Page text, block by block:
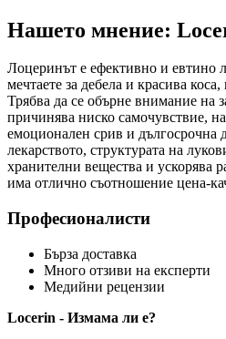
Нашето мнение:
Лоцеринът е ефективно и евтино
мечтаете за дебела и красива
Трябва да се обърне внимание на
причинява ниско самочувствие,
емоционален срив и дългосрочна
лекарството, структурата на
хранителни вещества и ускорява
има отлично съотношение цена-
Професионалисти
Бърза доставка
Много отзиви на експерти
Медийни рецензии
Locerin - Измама ли е?